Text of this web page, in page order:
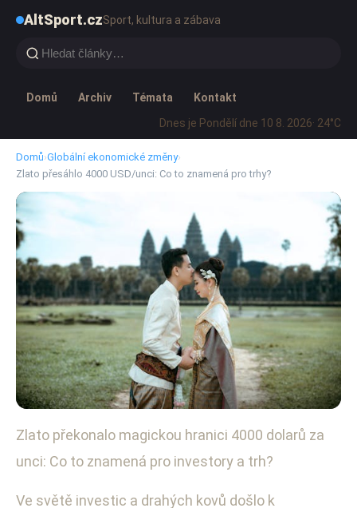
AltSport.czSport, kultura a zábava
Domů Archiv Témata
Kontakt
Dnes je Pondělí dne 10 8. 2026· 24°C
Domů›Globální ekonomické změny›
Zlato přesáhlo 4000 USD/unci: Co to znamená pro trhy?
Globální ekonomické změny
Zlato přesáhlo 4000 USD/unci: Co
to znamená pro trhy?
Zlato překonalo magickou hranici 4000 dolarů za
unci: Co to znamená pro investory a trh?
Ve světě investic a drahých kovů došlo k